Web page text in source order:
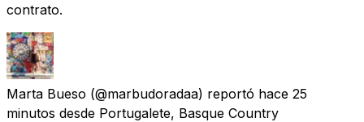
contrato.
Marta Bueso (@marbudoradaa) reportó hace 25
minutos desde Portugalete, Basque Country